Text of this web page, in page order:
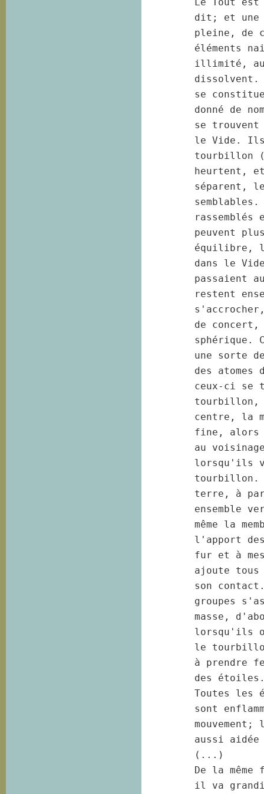
Le Tout
dit; et
pleine, de
éléments
illimité,
dissolvent.
se
donné de
se
le Vide. Ils
tourbillon
heurtent,
séparent,
peuvent
équilibre,
dans le
passaient
restent
de concert,
sphérique.
une sorte
des
ceux-ci se
tourbillon,
centre, la
fine, alors
au
lorsqu'ils
tourbillon.
terre, à
ensemble
même la
l'apport
fur et à
ajoute
son
groupes
masse,
lorsqu'ils
le
à prendre
des
Toutes les
sont
aussi
(...)
De la
il va